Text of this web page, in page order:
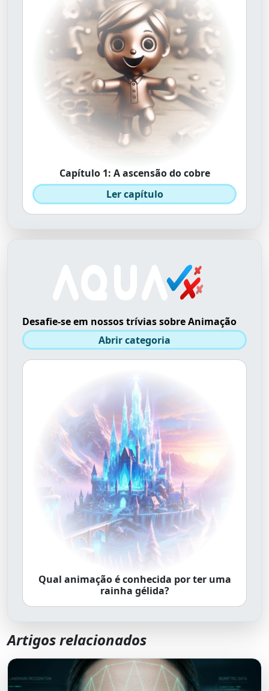
Capítulo 1: A ascensão do cobre
Ler capítulo
Desafie-se em nossos trívias sobre Animação
Abrir categoria
Qual animação é conhecida por ter uma
rainha gélida?
Artigos relacionados